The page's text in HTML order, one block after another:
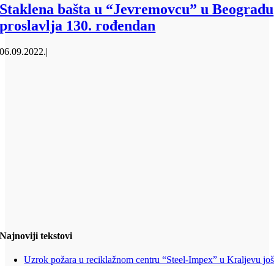
Staklena bašta u “Jevremovcu” u Beogradu
proslavlja 130. rođendan
06.09.2022.|
Najnoviji tekstovi
Uzrok požara u reciklažnom centru “Steel-Impex” u Kraljevu još